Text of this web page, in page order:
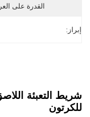
القدرة على
إبراز:
شريط التعبئة
للكرتون